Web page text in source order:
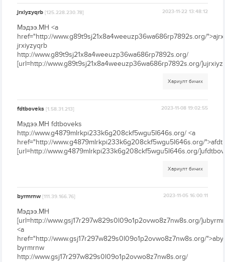
jrxiyzyqrb[125.228.230.78] 2023-11-22 13:48:12
Мэдээ.МН <a
href="http://www.g89t9sj21x8a4weeuzp36wa686rp7892s.org/
jrxiyzyqrb
http://www.g89t9sj21x8a4weeuzp36wa686rp7892s.org/
[url=http://www.g89t9sj21x8a4weeuzp36wa686rp7892s.org/
Хариулт бичих
fdtboveks[1.58.31.213] 2023-11-08 19:02:55
Мэдээ.МН fdtboveks
http://www.g4879mlrkpi233k6g208ckf5wgu5l646s.org/ <a
href="http://www.g4879mlrkpi233k6g208ckf5wgu5l646s.org/
[url=http://www.g4879mlrkpi233k6g208ckf5wgu5l646s.org/
Хариулт бичих
byrmrnw[111.39.166.76] 2023-11-05 16:00:11
Мэдээ.МН
[url=http://www.gsj17r297w829s0l09o1p2ovwo8z7nw8s.org/
<a
href="http://www.gsj17r297w829s0l09o1p2ovwo8z7nw8s.org/
byrmrnw
http://www.gsj17r297w829s0l09o1p2ovwo8z7nw8s.org/